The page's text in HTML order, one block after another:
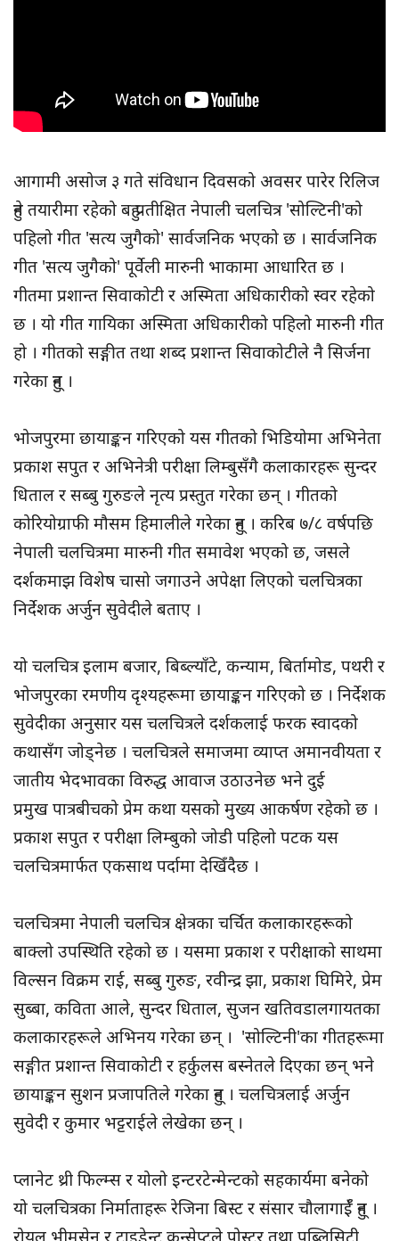
आगामी असोज ३ गते संविधान दिवसको अवसर पारेर रिलिज
हुने तयारीमा रहेको बहु प्रतीक्षित नेपाली चलचित्र 'सोल्टिनी'को
पहिलो गीत 'सत्य जुगैको' सार्वजनिक भएको छ । सार्वजनिक
गीत 'सत्य जुगैको' पूर्वेली मारुनी भाकामा आधारित छ ।
गीतमा प्रशान्त सिवाकोटी र अस्मिता अधिकारीको स्वर रहेको
छ । यो गीत गायिका अस्मिता अधिकारीको पहिलो मारुनी गीत
हो । गीतको सङ्गीत तथा शब्द प्रशान्त सिवाकोटीले नै सिर्जना
गरेका हुन् ।
भोजपुरमा छायाङ्कन गरिएको यस गीतको भिडियोमा अभिनेता
प्रकाश सपुत र अभिनेत्री परीक्षा लिम्बुसँगै कलाकारहरू सुन्दर
धिताल र सब्बु गुरुङले नृत्य प्रस्तुत गरेका छन् । गीतको
कोरियोग्राफी मौसम हिमालीले गरेका हुन् । करिब ७/८ वर्षपछि
नेपाली चलचित्रमा मारुनी गीत समावेश भएको छ, जसले
दर्शकमाझ विशेष चासो जगाउने अपेक्षा लिएको चलचित्रका
निर्देशक अर्जुन सुवेदीले बताए ।
यो चलचित्र इलाम बजार, बिब्ल्याँटे, कन्याम, बिर्तामोड, पथरी र
भोजपुरका रमणीय दृश्यहरूमा छायाङ्कन गरिएको छ । निर्देशक
सुवेदीका अनुसार यस चलचित्रले दर्शकलाई फरक स्वादको
कथासँग जोड्नेछ । चलचित्रले समाजमा व्याप्त अमानवीयता र
जातीय भेदभावका विरुद्ध आवाज उठाउनेछ भने दुई
प्रमुख पात्रबीचको प्रेम कथा यसको मुख्य आकर्षण रहेको छ ।
प्रकाश सपुत र परीक्षा लिम्बुको जोडी पहिलो पटक यस
चलचित्रमार्फत एकसाथ पर्दामा देखिँदैछ ।
चलचित्रमा नेपाली चलचित्र क्षेत्रका चर्चित कलाकारहरूको
बाक्लो उपस्थिति रहेको छ । यसमा प्रकाश र परीक्षाको साथमा
विल्सन विक्रम राई, सब्बु गुरुङ, रवीन्द्र झा, प्रकाश घिमिरे, प्रेम
सुब्बा, कविता आले, सुन्दर धिताल, सुजन खतिवडालगायतका
कलाकारहरूले अभिनय गरेका छन् । 'सोल्टिनी'का गीतहरूमा
सङ्गीत प्रशान्त सिवाकोटी र हर्कुलस बस्नेतले दिएका छन् भने
छायाङ्कन सुशन प्रजापतिले गरेका हुन् । चलचित्रलाई अर्जुन
सुवेदी र कुमार भट्टराईले लेखेका छन् ।
प्लानेट थ्री फिल्म्स र योलो इन्टरटेन्मेन्टको सहकार्यमा बनेको
यो चलचित्रका निर्माताहरू रेजिना बिस्ट र संसार चौलागाईँ हुन् ।